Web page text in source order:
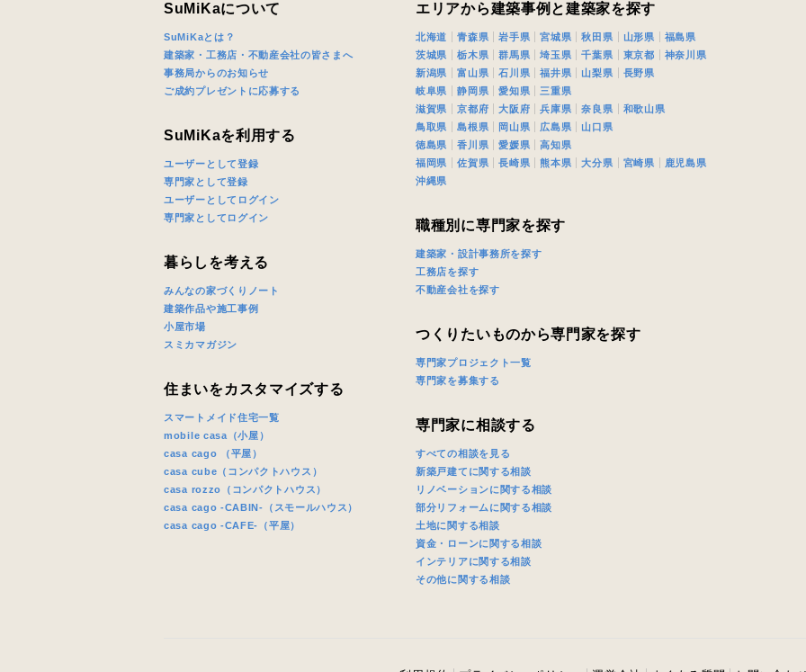
資料請求にあたっての注意事項
当社は，当社のプライバシーポリシー
に則って，いただいた情報を利用します。
当社はお客様からいただいた個人情報を，お客様が指定された専門家へ提供すること、ま
スのご案内のために利用します。
当社は、本サービス又は利用契約に関し，お客様に発生した損害について、債務不履行責
任、その他の法律上の請求原因の如何を問わず賠償の責任を負わないものとします。
当社は、お客様が本サービスを利用することにより第三者との間で生じた紛争等について
キャンセル
SuMiKaについて
SuMiKaとは？
建築家・工務店・不動産会社の皆さまへ
事務局からのお知らせ
ご成約プレゼントに応募する
SuMiKaを利用する
ユーザーとして登録
専門家として登録
ユーザーとしてログイン
専門家としてログイン
暮らしを考える
みんなの家づくりノート
建築作品や施工事例
小屋市場
スミカマガジン
住まいをカスタマイズする
スマートメイド住宅一覧
mobile casa（小屋）
casa cago （平屋）
casa cube（コンパクトハウス）
casa rozzo（コンパクトハウス）
casa cago -CABIN-（スモールハウス）
casa cago -CAFE-（平屋）
エリアから建築事例と建築家を探す
北海道 青森県 岩手県 宮城県 秋田県 山形県
福島県
茨城県
栃木県 群馬県 埼玉県 千葉県 東京都
神奈川県
新潟県
富山県 石川県 福井県 山梨県
長野県
岐阜県
静岡県 愛知県
三重県
滋賀県
京都府 大阪府 兵庫県 奈良県
和歌山県
鳥取県
島根県 岡山県 広島県
山口県
徳島県
香川県 愛媛県
高知県
福岡県
佐賀県 長崎県 熊本県 大分県 宮崎県
鹿児島県
沖縄県
職種別に専門家を探す
建築家・設計事務所を探す
工務店を探す
不動産会社を探す
つくりたいものから専門家を探す
専門家プロジェクト一覧
専門家を募集する
専門家に相談する
すべての相談を見る
新築戸建てに関する相談
リノベーションに関する相談
部分リフォームに関する相談
土地に関する相談
資金・ローンに関する相談
インテリアに関する相談
その他に関する相談